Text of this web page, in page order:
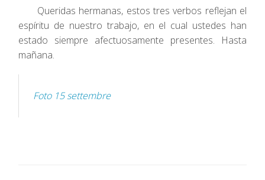
Queridas hermanas, estos tres verbos reflejan el
espíritu de nuestro trabajo, en el cual ustedes han
estado siempre afectuosamente presentes. Hasta
mañana.
Foto 15 settembre